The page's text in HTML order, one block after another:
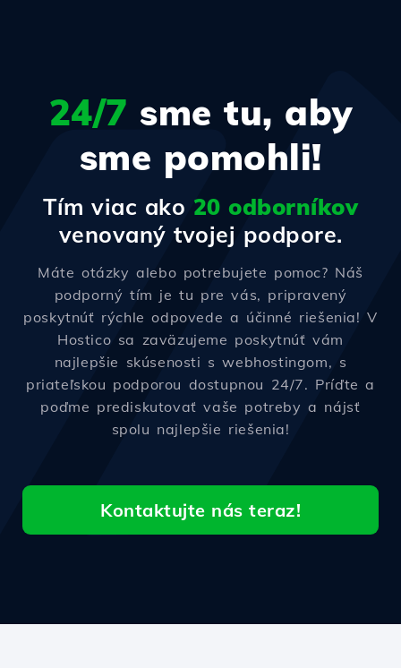
24/7 sme tu, aby
sme pomohli!
Tím viac ako 20 odborníkov
venovaný tvojej podpore.
Máte otázky alebo potrebujete pomoc? Náš
podporný tím je tu pre vás, pripravený
poskytnúť rýchle odpovede a účinné riešenia! V
Hostico sa zaväzujeme poskytnúť vám
najlepšie skúsenosti s webhostingom, s
priateľskou podporou dostupnou 24/7. Príďte a
poďme prediskutovať vaše potreby a nájsť
spolu najlepšie riešenia!
Kontaktujte nás teraz!